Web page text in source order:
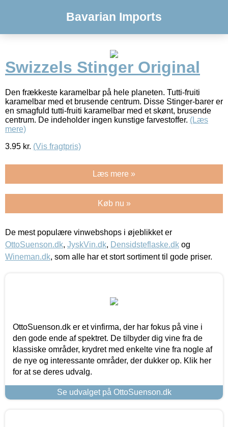
Bavarian Imports
Swizzels Stinger Original
Den frækkeste karamelbar på hele planeten. Tutti-fruiti
karamelbar med et brusende centrum. Disse Stinger-barer er
en smagfuld tutti-fruiti karamelbar med et skønt, brusende
centrum. De indeholder ingen kunstige farvestoffer. (Læs
mere)
3.95 kr. (Vis fragtpris)
Læs mere »
Køb nu »
De mest populære vinwebshops i øjeblikket er
OttoSuenson.dk, JyskVin.dk, Densidsteflaske.dk og
Wineman.dk, som alle har et stort sortiment til gode priser.
OttoSuenson.dk er et vinfirma, der har fokus på vine i
den gode ende af spektret. De tilbyder dig vine fra de
klassiske områder, krydret med enkelte vine fra nogle af
de nye og interessante områder, der dukker op. Klik her
for at se deres udvalg.
Se udvalget på OttoSuenson.dk